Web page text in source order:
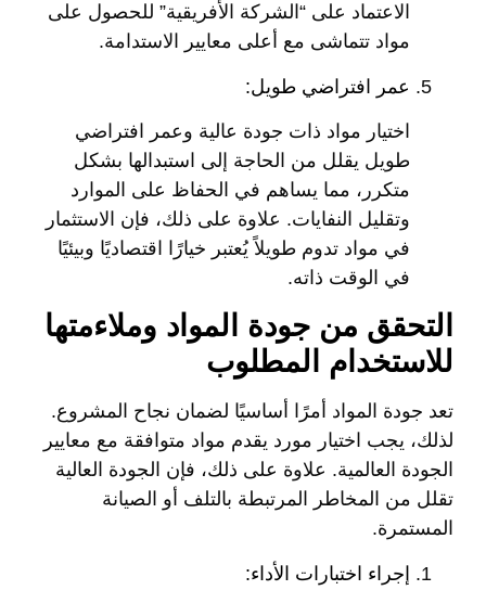
الاعتماد على “الشركة الأفريقية” للحصول على
مواد تتماشى مع أعلى معايير الاستدامة.
عمر افتراضي طويل:
اختيار مواد ذات جودة عالية وعمر افتراضي
طويل يقلل من الحاجة إلى استبدالها بشكل
متكرر، مما يساهم في الحفاظ على الموارد
وتقليل النفايات. علاوة على ذلك، فإن الاستثمار
في مواد تدوم طويلاً يُعتبر خيارًا اقتصاديًا وبيئيًا
في الوقت ذاته.
التحقق من جودة المواد وملاءمتها
للاستخدام المطلوب
تعد جودة المواد أمرًا أساسيًا لضمان نجاح المشروع.
لذلك، يجب اختيار مورد يقدم مواد متوافقة مع معايير
الجودة العالمية. علاوة على ذلك، فإن الجودة العالية
تقلل من المخاطر المرتبطة بالتلف أو الصيانة
المستمرة.
إجراء اختبارات الأداء: